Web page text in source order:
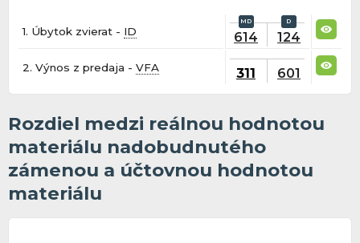
1. Úbytok zvierat - ID 614 124
2. Výnos z predaja -VFA 311 601
Rozdiel medzi reálnou hodnotou
materiálu nadobudnutého
zámenou a účtovnou hodnotou
materiálu